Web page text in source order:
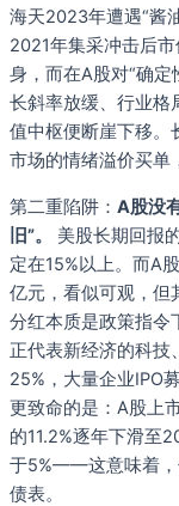
海天2023年遭遇“酱
2021年集采冲击后
身，而在A股对“确
长斜率放缓、行业格
值中枢便断崖下移。
市场的情绪溢价买单
第二重陷阱： A股没
旧”。
美股长期回报
定在15%以上。而A
亿元，看似可观，但
分红本质是政策指令
正代表新经济的科技
25%，大量企业IPO
更致命的是：A股上
的11.2%逐年下滑至
于5%——这意味着，
债表。